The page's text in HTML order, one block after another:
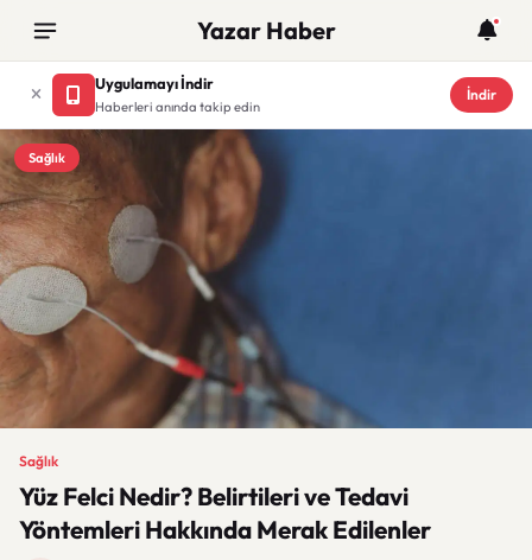
Yazar Haber
Uygulamayı İndir
Haberleri anında takip edin
İndir
Sağlık
Sağlık
Yüz Felci Nedir? Belirtileri ve Tedavi
Yöntemleri Hakkında Merak Edilenler